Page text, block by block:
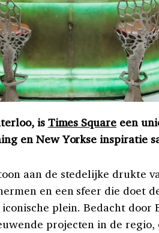
is Times Square een
en New Yorkse inspiratie
aan de stedelijke drukte
en een sfeer die doet
plein. Bedacht door
projecten in de regio,